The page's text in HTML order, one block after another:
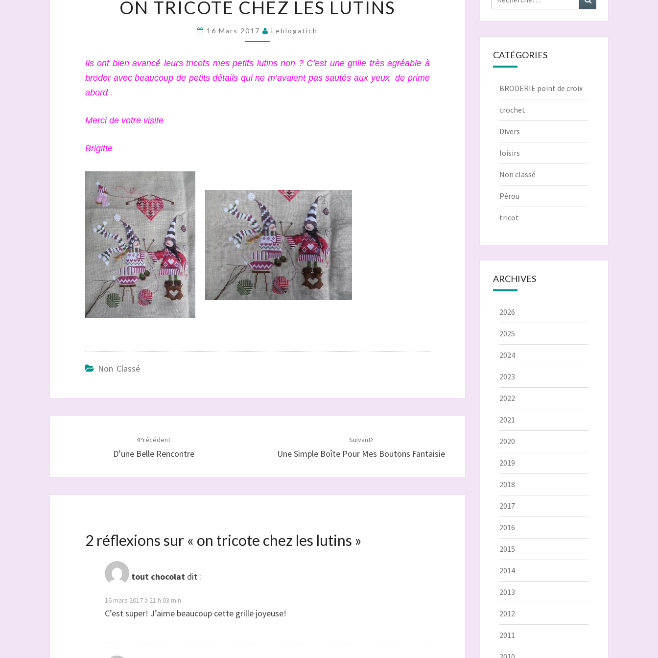
TRICOTE
ON TRICOTE CHEZ LES LUTINS
16 Mars 2017 Leblogatich
Ils ont bien avancé leurs tricots mes petits lutins non ? C’est une grille très agréable à
broder avec beaucoup de petits détails qui ne m’avaient pas sautés aux yeux de prime
abord .
Merci de votre visite
Brigitte
Non Classé
Précédent
D’une Belle Rencontre
Suivant
Une Simple Boîte Pour Mes Boutons Fantaisie
2 réflexions sur « on tricote chez les lutins »
tout chocolat dit :
16 mars 2017 à 21 h 03 min
C’est super! J’aime beaucoup cette grille joyeuse!
CATÉGORIES
BRODERIE point de croix
crochet
Divers
loisirs
Non classé
Pérou
tricot
ARCHIVES
2026
2025
2024
2023
2022
2021
2020
2019
2018
2017
2016
2015
2014
2013
2012
2011